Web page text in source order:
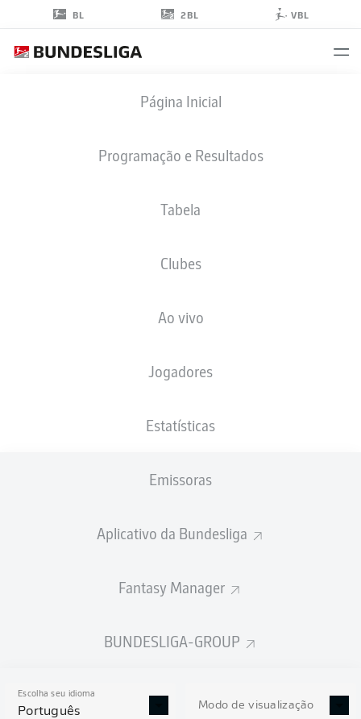
BL 2BL VBL
Página Inicial
Programação e Resultados
Tabela
Clubes
Ao vivo
Jogadores
Estatísticas
Emissoras
Aplicativo da Bundesliga
Fantasy Manager
BUNDESLIGA-GROUP
Escolha seu idioma
Português Modo de visualização
ANTHONY BROOKS
ESTATÍSTICAS DA
TEMPORADA 2023/2024